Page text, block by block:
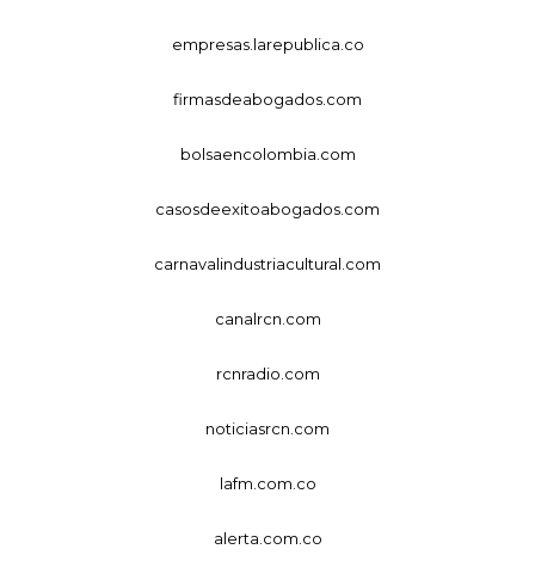
empresas.larepublica.co
firmasdeabogados.com
bolsaencolombia.com
casosdeexitoabogados.com
carnavalindustriacultural.com
canalrcn.com
rcnradio.com
noticiasrcn.com
lafm.com.co
alerta.com.co